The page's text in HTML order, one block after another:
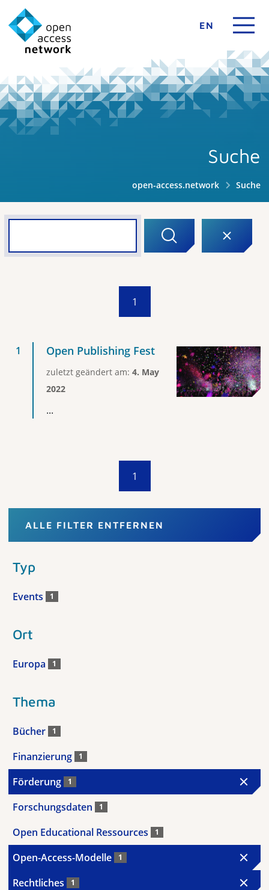
EN
Suche
open-access.network Suche
1
Open Publishing Fest
zuletzt geändert am: 4. May
2022
...
1
ALLE FILTER ENTFERNEN
Typ
Events 1
Ort
Europa 1
Thema
Bücher 1
Finanzierung 1
Förderung 1
Forschungsdaten 1
Open Educational Ressources 1
Open-Access-Modelle 1
Rechtliches 1